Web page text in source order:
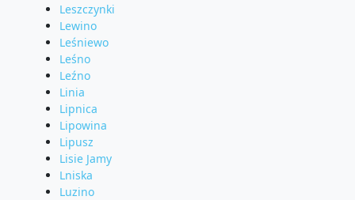
Leszczynki
Lewino
Leśniewo
Leśno
Leźno
Linia
Lipnica
Lipowina
Lipusz
Lisie Jamy
Lniska
Luzino